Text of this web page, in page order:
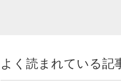
よく読まれている記